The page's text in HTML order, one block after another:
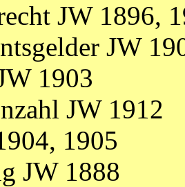
JW 1896,
JW
1903
JW 1912
1905
JW 1888